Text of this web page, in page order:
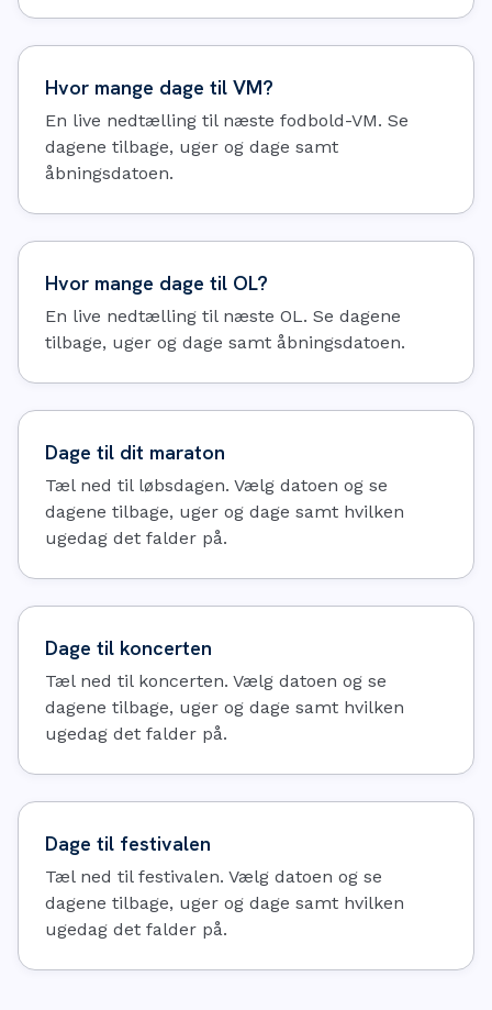
Hvor mange dage til VM?
En live nedtælling til næste fodbold-VM. Se
dagene tilbage, uger og dage samt
åbningsdatoen.
Hvor mange dage til OL?
En live nedtælling til næste OL. Se dagene
tilbage, uger og dage samt åbningsdatoen.
Dage til dit maraton
Tæl ned til løbsdagen. Vælg datoen og se
dagene tilbage, uger og dage samt hvilken
ugedag det falder på.
Dage til koncerten
Tæl ned til koncerten. Vælg datoen og se
dagene tilbage, uger og dage samt hvilken
ugedag det falder på.
Dage til festivalen
Tæl ned til festivalen. Vælg datoen og se
dagene tilbage, uger og dage samt hvilken
ugedag det falder på.